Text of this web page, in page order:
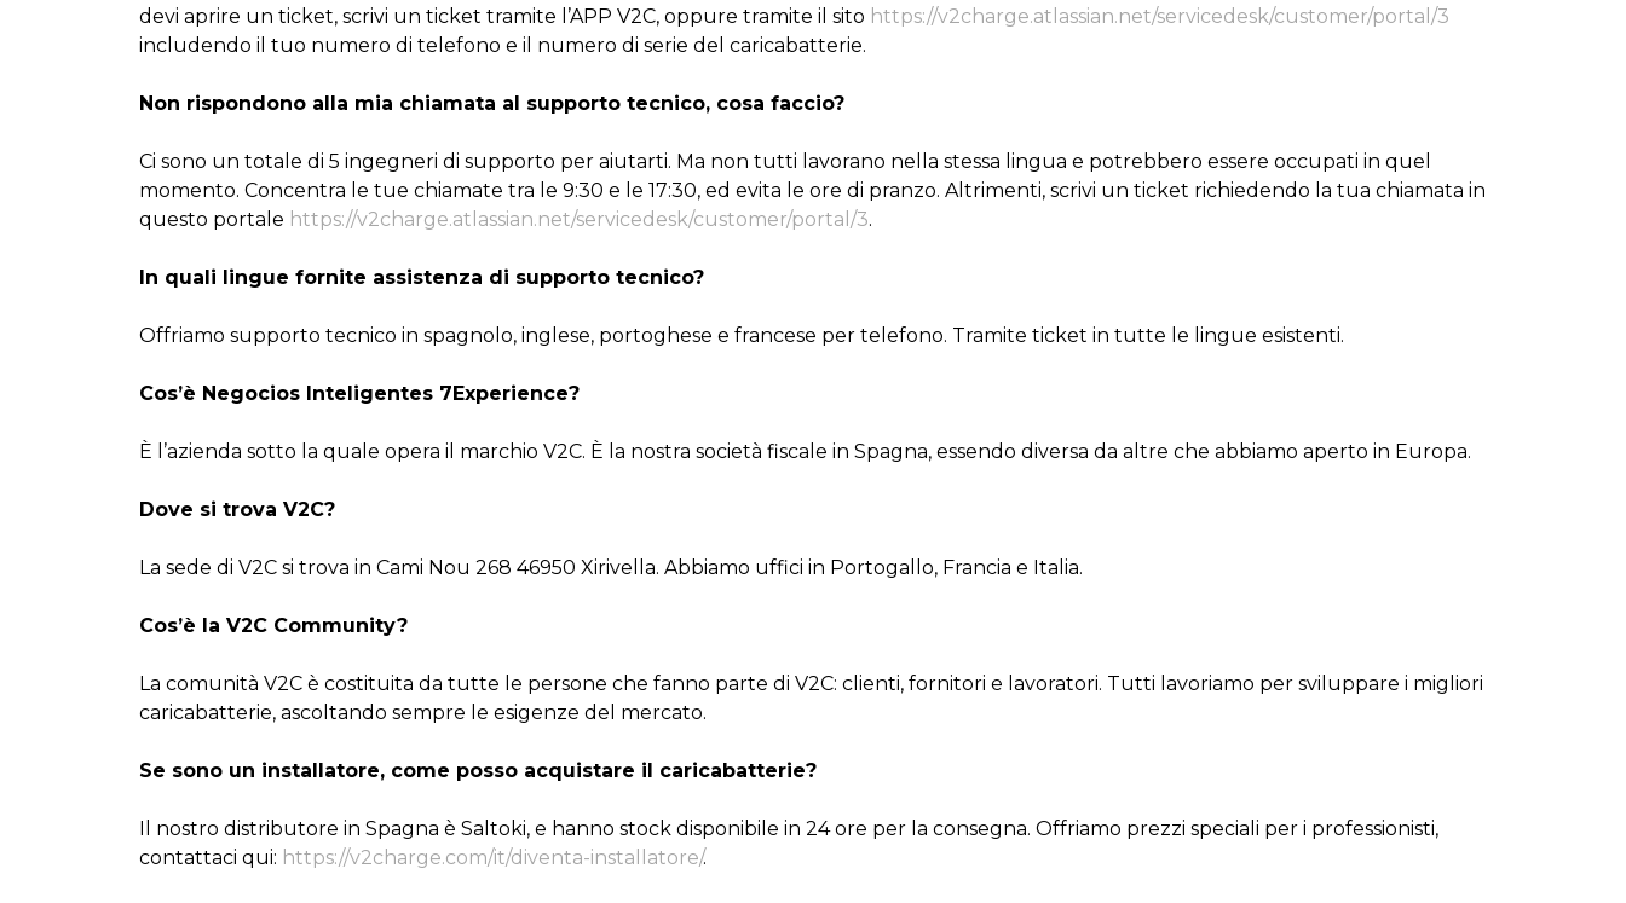
devi aprire un ticket, scrivi un ticket tramite l’APP V2C, oppure tramite il sito https://v2charge.atlassian.net/servicedesk/customer/portal/3
includendo il tuo numero di telefono e il numero di serie del caricabatterie.
Non rispondono alla mia chiamata al supporto tecnico, cosa faccio?
Ci sono un totale di 5 ingegneri di supporto per aiutarti. Ma non tutti lavorano nella stessa lingua e potrebbero essere occupati in quel
momento. Concentra le tue chiamate tra le 9:30 e le 17:30, ed evita le ore di pranzo. Altrimenti, scrivi un ticket richiedendo la tua chiamata in
questo portale https://v2charge.atlassian.net/servicedesk/customer/portal/3.
In quali lingue fornite assistenza di supporto tecnico?
Offriamo supporto tecnico in spagnolo, inglese, portoghese e francese per telefono. Tramite ticket in tutte le lingue esistenti.
Cos’è Negocios Inteligentes 7Experience?
È l’azienda sotto la quale opera il marchio V2C. È la nostra società fiscale in Spagna, essendo diversa da altre che abbiamo aperto in Europa.
Dove si trova V2C?
La sede di V2C si trova in Cami Nou 268 46950 Xirivella. Abbiamo uffici in Portogallo, Francia e Italia.
Cos’è la V2C Community?
La comunità V2C è costituita da tutte le persone che fanno parte di V2C: clienti, fornitori e lavoratori. Tutti lavoriamo per sviluppare i migliori
caricabatterie, ascoltando sempre le esigenze del mercato.
Se sono un installatore, come posso acquistare il caricabatterie?
Il nostro distributore in Spagna è Saltoki, e hanno stock disponibile in 24 ore per la consegna. Offriamo prezzi speciali per i professionisti,
contattaci qui: https://v2charge.com/it/diventa-installatore/.